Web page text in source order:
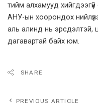
тийм алхамууд
АНУ-ын хоорондох
аль алинд нь эрсдэлтэй,
дагавартай байх юм.
SHARE
PREVIOUS ARTICLE